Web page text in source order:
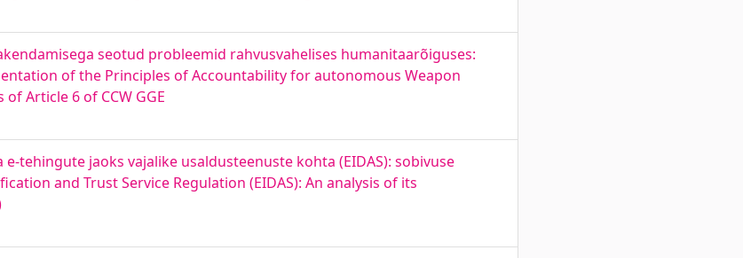
seotud probleemid rahvusvahelises humanitaarõiguses:
of the Principles of Accountability for autonomous Weapon
Article 6 of CCW GGE
tehingute jaoks vajalike usaldusteenuste kohta (EIDAS): sobivuse
and Trust Service Regulation (EIDAS): An analysis of its